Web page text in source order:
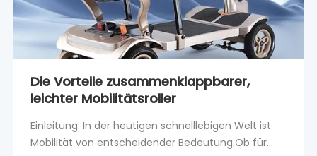
Die Vorteile zusammenklappbarer,
leichter Mobilitätsroller
Einleitung: In der heutigen schnelllebigen Welt ist
Mobilität von entscheidender Bedeutung.Ob für